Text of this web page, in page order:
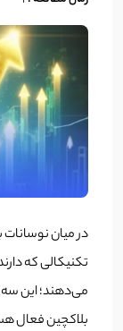
در میان نوسانات
تکنیکالی که
می‌دهند؛ این